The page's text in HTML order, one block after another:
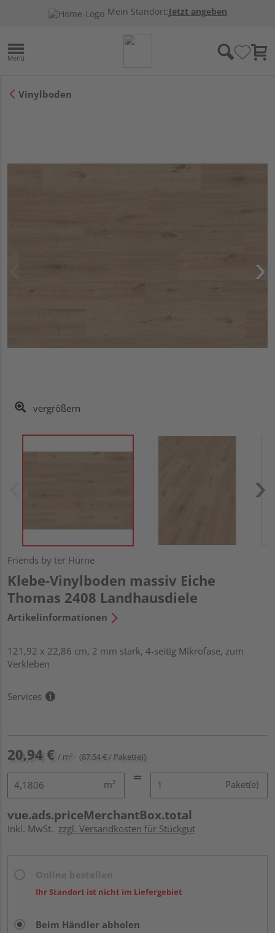
Mein Standort:Jetzt angeben
Vinylboden
vergrößern
Friends by ter Hürne
Klebe-Vinylboden massiv Eiche
Thomas 2408 Landhausdiele
Artikelinformationen
121,92 x 22,86 cm, 2 mm stark, 4-seitig Mikrofase, zum
Verkleben
Services
20,94 € / m² (87,54 € / Paket(e))
m² Paket(e)
vue.ads.priceMerchantBox.total
inkl. MwSt. zzgl. Versandkosten für Stückgut
Ihr Standort ist nicht im Liefergebiet
Beim Händler abholen